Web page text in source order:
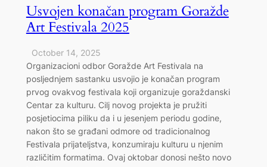
Usvojen konačan program Goražde
Art Festivala 2025
October 14, 2025
Organizacioni odbor Goražde Art Festivala na
posljednjem sastanku usvojio je konačan program
prvog ovakvog festivala koji organizuje goraždanski
Centar za kulturu. Cilj novog projekta je pružiti
posjetiocima piliku da i u jesenjem periodu godine,
nakon što se građani odmore od tradicionalnog
Festivala prijateljstva, konzumiraju kulturu u njenim
različitim formatima. Ovaj oktobar donosi nešto novo